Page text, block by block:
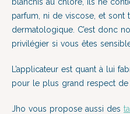
parfum, ni de viscose, et sont
dermatologique. C’est donc
privilégier si vous êtes
L’applicateur est quant à lui
pour le plus grand respect de
Jho vous propose aussi des